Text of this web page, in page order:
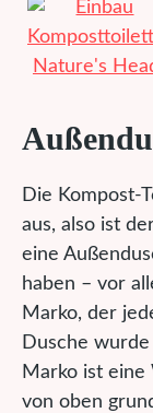
Die Kompost-
aus, also ist
eine
haben – vor
Marko, der
Dusche
Marko ist
von oben